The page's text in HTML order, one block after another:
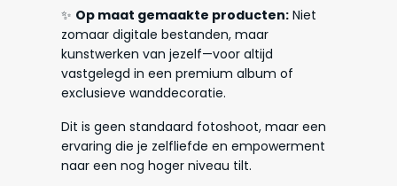
✨ Op maat gemaakte producten: Niet
zomaar digitale bestanden, maar
kunstwerken van jezelf—voor altijd
vastgelegd in een premium album of
exclusieve wanddecoratie.
Dit is geen standaard fotoshoot, maar een
ervaring die je zelfliefde en empowerment
naar een nog hoger niveau tilt.